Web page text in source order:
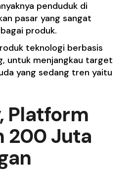
penduduk di
pasar yang sangat
produk.
teknologi berbasis
untuk menjangkau target
yang sedang tren yaitu
Platform
200 Juta